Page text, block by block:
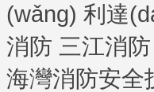
(wǎng) 利達
消防 三江消防
海灣消防安全